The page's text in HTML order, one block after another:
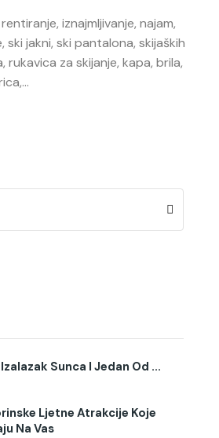
iznajmljivanje, najam,
ski jakni, ski pantalona, skijaških
rukavica za skijanje, kapa, brila,
Sunca I Jedan Od ...
Ljetne Atrakcije Koje
Na Vas